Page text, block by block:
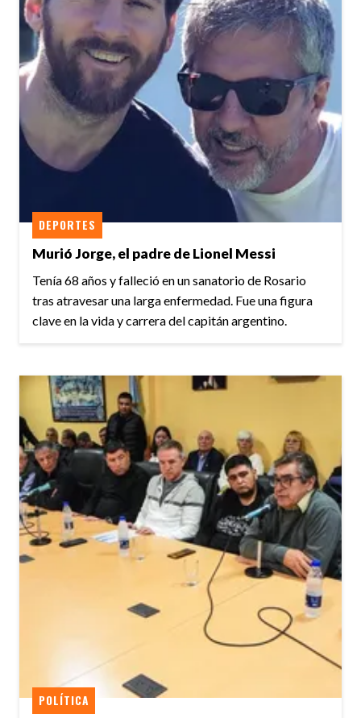
Murió Jorge, el padre de Lionel Messi
DEPORTES
Tenía 68 años y falleció en un sanatorio de Rosario
tras atravesar una larga enfermedad. Fue una figura
clave en la vida y carrera del capitán argentino.
POLÍTICA